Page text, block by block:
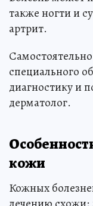
также ногти и
артрит.
специального
диагностику и
дерматолог.
кожи
Кожных